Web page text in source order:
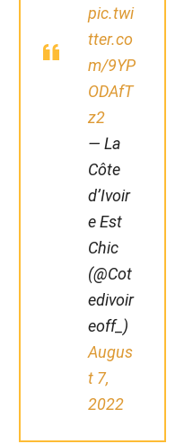
pic.twi
tter.co
m/9YP
ODAfT
z2
— La
Côte
d’Ivoir
e Est
Chic
(@Cot
edivoir
eoff_)
Augus
t 7,
2022